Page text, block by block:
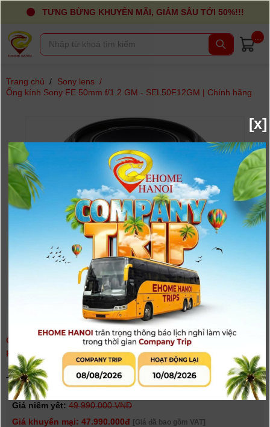
TƯNG BỪNG KHUYẾN MÃI, GIẢM SÂU TỚI 50%!!!
Trang chủ / Sony lens /
Ống kính Sony FE 50mm f/1.2 GM - SEL50F12GM | Chính hãng
ỐNG KÍNH SONY FE 50MM F/1.2 GM - SEL50F12GM | CHÍNH
HÃNG
(0người đánh giá)
Tình trạng:
Có hàng
Giá niêm yết: 49.990.000 VNĐ
Giá khuyến mại: 47.990.000đ [Giá đã bao gồm VAT]
[x]